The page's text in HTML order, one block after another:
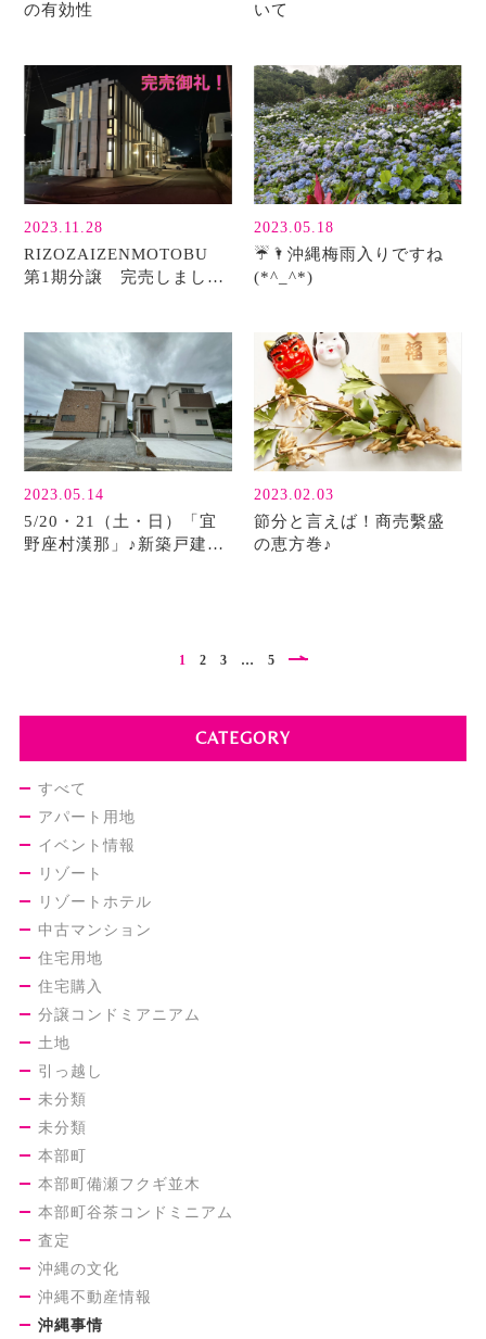
の有効性
いて
2023.11.28
RIZOZAIZENMOTOBU
第1期分譲 完売しまし
2023.05.18
☔🌂沖縄梅雨入りですね
(*^_^*)
2023.05.14
5/20・21（土・日）「宜
野座村漢那」♪新築戸建て
2023.02.03
節分と言えば！商売繫盛
の恵方巻♪
1 2 3 … 5
CATEGORY
すべて
アパート用地
イベント情報
リゾート
リゾートホテル
中古マンション
住宅用地
住宅購入
分譲コンドミアニアム
土地
引っ越し
未分類
未分類
本部町
本部町備瀬フクギ並木
本部町谷茶コンドミニアム
査定
沖縄の文化
沖縄不動産情報
沖縄事情